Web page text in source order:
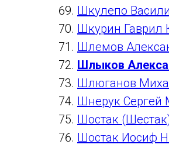
Шкулепо
Шкурин Гаврил
Шлемов
Шлыков
Шлюганов
Шнерук Сергей
Шостак
Шостак Иосиф